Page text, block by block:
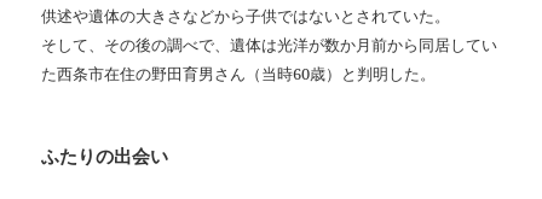
供述や遺体の大きさなどから子供ではないとされていた。
そして、その後の調べで、遺体は光洋が数か月前から同居してい
た西条市在住の野田育男さん（当時60歳）と判明した。
ふたりの出会い